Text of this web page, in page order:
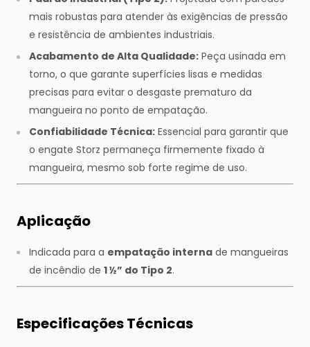
mais robustas para atender às exigências de pressão
e resistência de ambientes industriais.
Acabamento de Alta Qualidade: Peça usinada em
torno, o que garante superfícies lisas e medidas
precisas para evitar o desgaste prematuro da
mangueira no ponto de empatação.
Confiabilidade Técnica: Essencial para garantir que
o engate Storz permaneça firmemente fixado à
mangueira, mesmo sob forte regime de uso.
Aplicação
Indicada para a empatação interna de mangueiras
de incêndio de 1 ½” do Tipo 2.
Especificações Técnicas